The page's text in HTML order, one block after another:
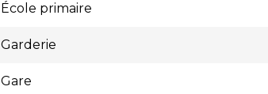
École primaire
Garderie
Gare